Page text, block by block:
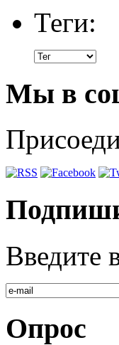
Теги:
Мы в
Введите
Опрос